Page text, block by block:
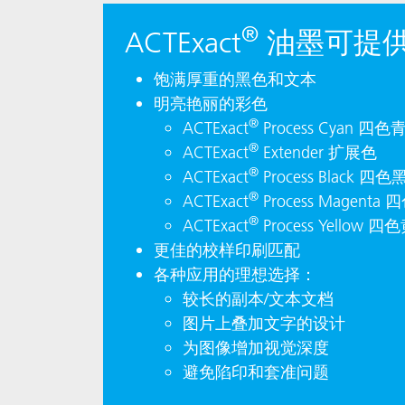
ACTExact® 油墨可提
饱满厚重的黑色和文本
明亮艳丽的彩色
ACTExact® Process Cyan 四色
ACTExact® Extender 扩展色
ACTExact® Process Black 四色
ACTExact® Process Magenta
ACTExact® Process Yellow 四
更佳的校样印刷匹配
各种应用的理想选择：
较长的副本/文本文档
图片上叠加文字的设计
为图像增加视觉深度
避免陷印和套准问题